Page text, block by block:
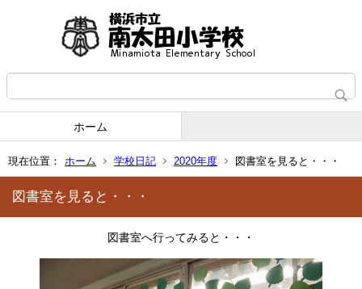
ホーム
現在位置： ホーム 学校日記 2020年度 図書室を見ると・・・
図書室を見ると・・・
図書室へ行ってみると・・・